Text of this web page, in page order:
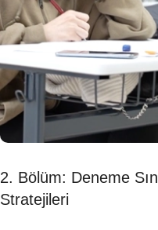
2. Bölüm: Deneme
Stratejileri